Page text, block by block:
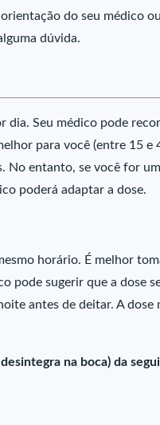
do seu médico
dúvida.
dia. Seu médico pode
para você (entre 15 e
No entanto, se você for
poderá adaptar a dose.
horário. É melhor
pode sugerir que a dose
antes de deitar. A dose
na boca) da